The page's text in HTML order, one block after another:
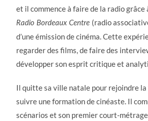
et il commence à faire de la radio grâce
Radio Bordeaux Centre (radio
d’une émission de cinéma. Cette
regarder des films, de faire des
développer son esprit critique et
Il quitte sa ville natale pour rejoindre
suivre une formation de cinéaste. Il
scénarios et son premier court-métrage